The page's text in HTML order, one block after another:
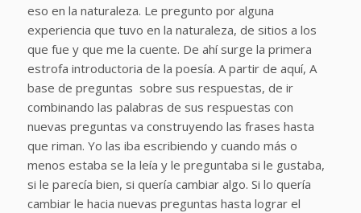
eso en la naturaleza. Le pregunto por alguna
experiencia que tuvo en la naturaleza, de sitios a los
que fue y que me la cuente. De ahí surge la primera
estrofa introductoria de la poesía. A partir de aquí, A
base de preguntas sobre sus respuestas, de ir
combinando las palabras de sus respuestas con
nuevas preguntas va construyendo las frases hasta
que riman. Yo las iba escribiendo y cuando más o
menos estaba se la leía y le preguntaba si le gustaba,
si le parecía bien, si quería cambiar algo. Si lo quería
cambiar le hacia nuevas preguntas hasta lograr el